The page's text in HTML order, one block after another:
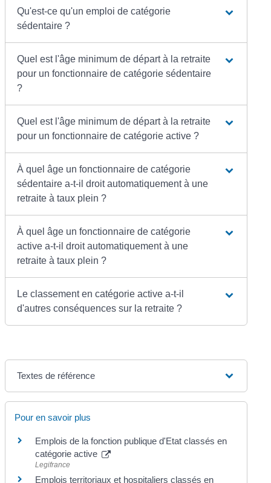
Qu'est-ce qu'un emploi de catégorie
sédentaire ?
Quel est l'âge minimum de départ à la retraite
pour un fonctionnaire de catégorie sédentaire
?
Quel est l'âge minimum de départ à la retraite
pour un fonctionnaire de catégorie active ?
À quel âge un fonctionnaire de catégorie
sédentaire a-t-il droit automatiquement à une
retraite à taux plein ?
À quel âge un fonctionnaire de catégorie
active a-t-il droit automatiquement à une
retraite à taux plein ?
Le classement en catégorie active a-t-il
d'autres conséquences sur la retraite ?
Textes de référence
Pour en savoir plus
Emplois de la fonction publique d'Etat classés en
catégorie active
Legifrance
Emplois territoriaux et hospitaliers classés en